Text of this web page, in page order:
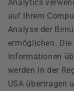
Analytics
auf Ihrem
Analyse der
ermöglichen.
Informationen
werden in der
USA übertragen